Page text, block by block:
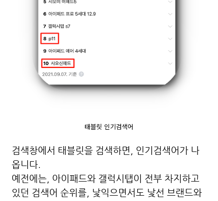
태블릿 인기검색어
검색창에서 태블릿을 검색하면, 인기검색어가 나
옵니다.
예전에는, 아이패드와 갤럭시탭이 전부 차지하고
있던 검색어 순위를, 낯익으면서도 낯선 브랜드와